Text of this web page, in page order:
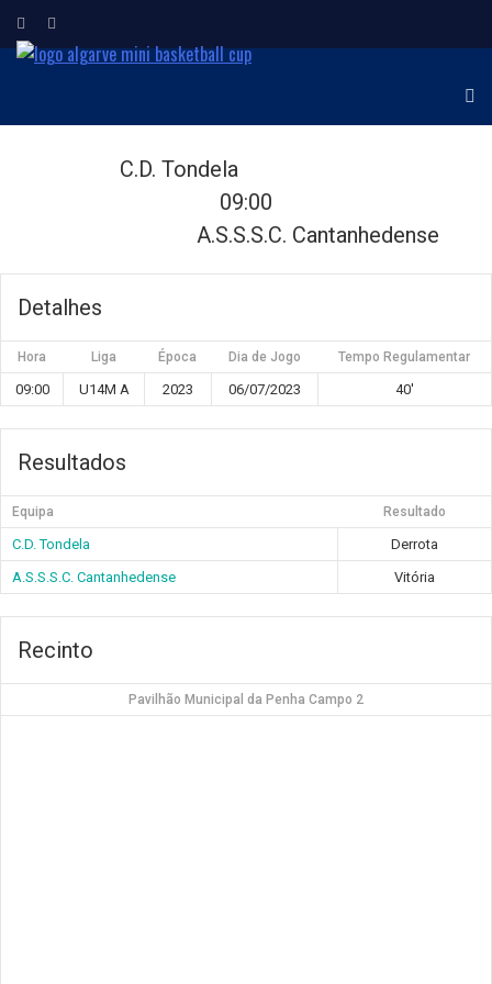
C.D. Tondela
09:00
A.S.S.S.C. Cantanhedense
Detalhes
Hora Liga Época Dia de Jogo Tempo Regulamentar
09:00 U14M A 2023 06/07/2023 40'
Resultados
Equipa Resultado
C.D. Tondela
Derrota
A.S.S.S.C. Cantanhedense
Vitória
Recinto
Pavilhão Municipal da Penha Campo 2